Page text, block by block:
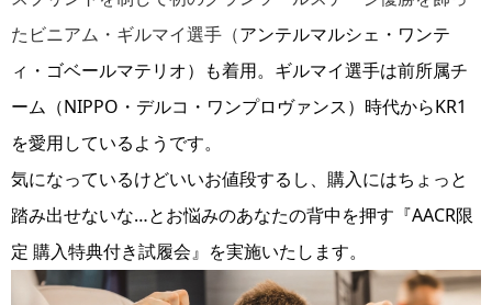
たビニアム・ギルマイ選手（アンテルマルシェ・ワンテ
ィ・ゴベールマテリオ）も着用。ギルマイ選手は前所属チ
ーム（NIPPO・デルコ・ワンプロヴァンス）時代からKR1
を愛用しているようです。
気になっているけどいいお値段するし、購入にはちょっと
踏み出せないな…とお悩みのあなたの背中を押す『AACR限
定 購入特典付き試履会』を実施いたします。